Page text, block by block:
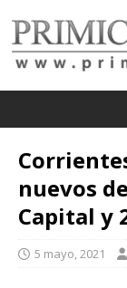
nuevos
Capital y
5 mayo, 2021